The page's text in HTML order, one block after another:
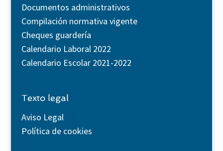
Documentos administrativos
Compilación normativa vigente
Cheques guardería
Calendario Laboral 2022
Calendario Escolar 2021-2022
Texto legal
Aviso Legal
Política de cookies